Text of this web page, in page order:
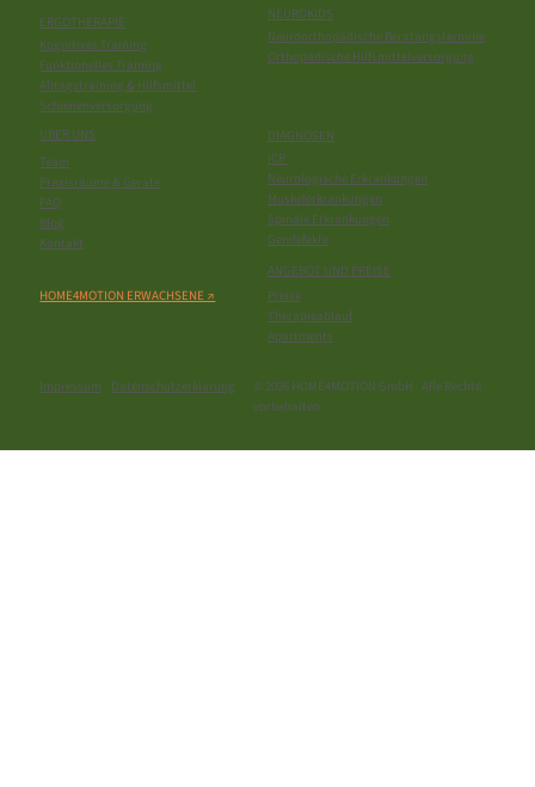
Impressum Datenschutzerklarung
© 2026 HOME4MOTION GmbH · Alle Rechte
vorbehalten
DIAGNOSEN
ICP
Neurologische Erkrankungen
Muskelerkrankungen
Spinale Erkrankungen
Gendefekte
ANGEBOT UND PREISE
Preise
Therapieablauf
Apartments
UBER UNS
Team
Praxisräume & Gerate
FAQ
Blog
Kontakt
HOME4MOTION ERWACHSENE ↗
ERGOTHERAPIE
Kognitives Training
Funktionelles Training
Alltagstraining & Hilfsmittel
Schienenversorgung
NEUROKIDS
Neuroorthopädische Beratungstermine
Orthopädische Hilfsmittelversorgung